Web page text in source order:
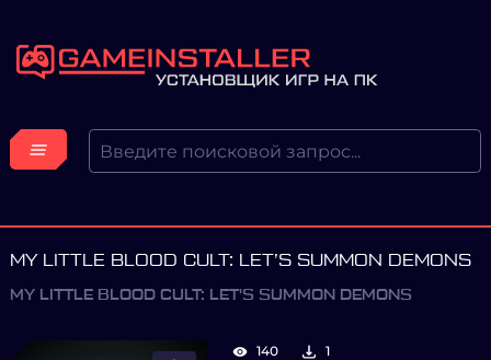
MY LITTLE BLOOD CULT: LET’S SUMMON DEMONS
MY LITTLE BLOOD CULT: LET'S SUMMON DEMONS
140 1